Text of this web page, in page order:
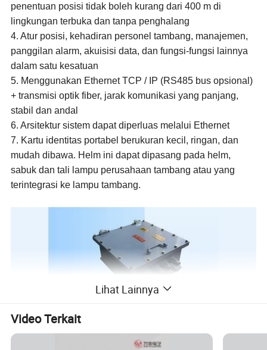
penentuan posisi tidak boleh kurang dari 400 m di
lingkungan terbuka dan tanpa penghalang
4. Atur posisi, kehadiran personel tambang, manajemen,
panggilan alarm, akuisisi data, dan fungsi-fungsi lainnya
dalam satu kesatuan
5. Menggunakan Ethernet TCP / IP (RS485 bus opsional)
+ transmisi optik fiber, jarak komunikasi yang panjang,
stabil dan andal
6. Arsitektur sistem dapat diperluas melalui Ethernet
7. Kartu identitas portabel berukuran kecil, ringan, dan
mudah dibawa. Helm ini dapat dipasang pada helm,
sabuk dan tali lampu perusahaan tambang atau yang
terintegrasi ke lampu tambang.
Lihat Lainnya
Video Terkait